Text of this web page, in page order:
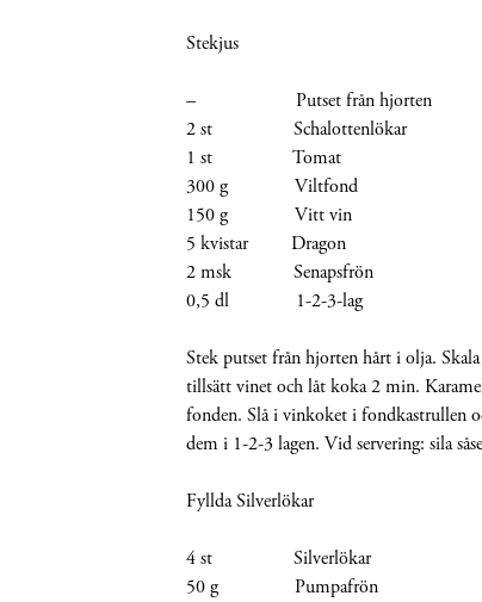
Stekjus
– Putset från hjorten
2 st Schalottenlökar
1 st Tomat
300 g Viltfond
150 g Vitt vin
5 kvistar Dragon
2 msk Senapsfrön
0,5 dl 1-2-3-lag
Stek putset från hjorten hårt i olja.
tillsätt vinet och låt koka 2 min.
fonden. Slå i vinkoket i fondkastrullen
dem i 1-2-3 lagen. Vid servering: sila
Fyllda Silverlökar
4 st Silverlökar
50 g Pumpafrön